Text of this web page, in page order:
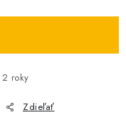
2 roky
Zdieľať